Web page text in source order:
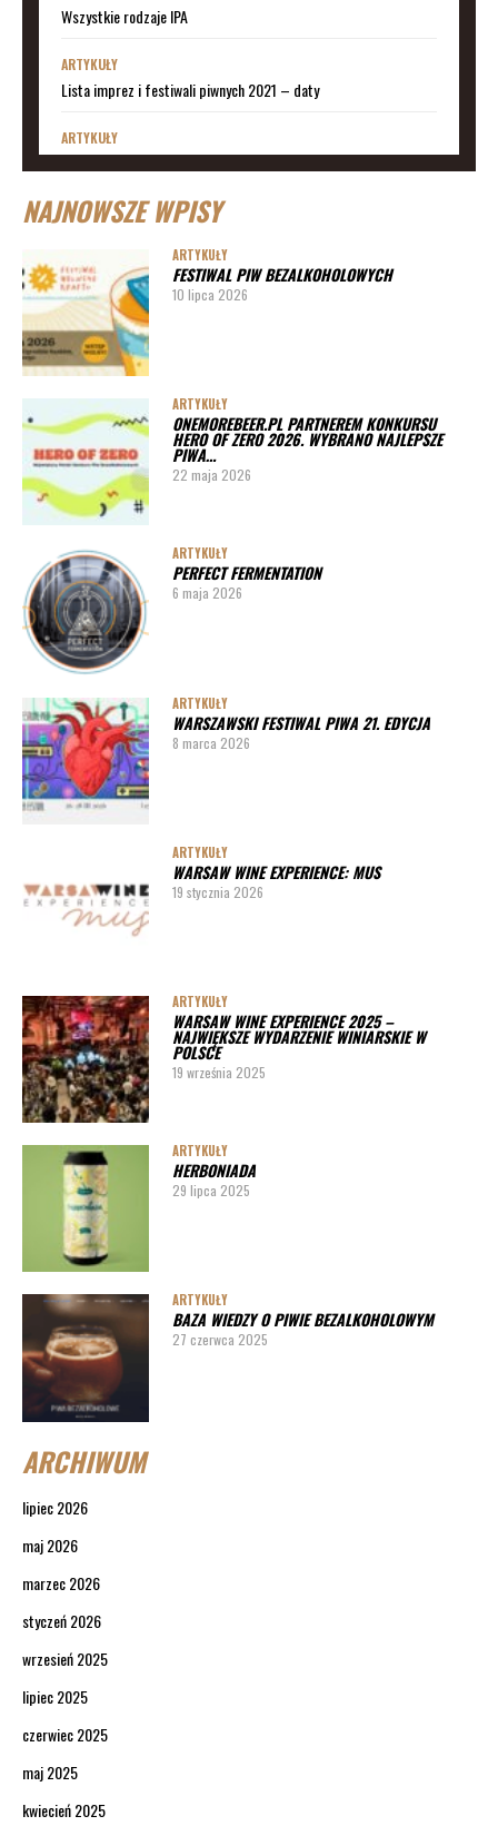
Wszystkie rodzaje IPA
ARTYKUŁY
Lista imprez i festiwali piwnych 2021 – daty
ARTYKUŁY
Lista imprez i festiwali piwnych 2020 – daty
ARTYKUŁY
ARTYKUŁY
Lista imprez i festiwali piwnych 2020 – miasta
ARTYKUŁY
Pędy chmielu – danie ekskluzywne
PORADY
Jak działa instalacja do wyszynku piwa w barze
NAJNOWSZE WPISY
ARTYKUŁY
FESTIWAL PIW BEZALKOHOLOWYCH
10 lipca 2026
ARTYKUŁY
ONEMOREBEER.PL PARTNEREM KONKURSU
HERO OF ZERO 2026. WYBRANO NAJLEPSZE
PIWA…
22 maja 2026
ARTYKUŁY
PERFECT FERMENTATION
6 maja 2026
ARTYKUŁY
WARSZAWSKI FESTIWAL PIWA 21. EDYCJA
8 marca 2026
ARTYKUŁY
WARSAW WINE EXPERIENCE: MUS
19 stycznia 2026
ARTYKUŁY
WARSAW WINE EXPERIENCE 2025 –
NAJWIĘKSZE WYDARZENIE WINIARSKIE W
POLSCE
19 września 2025
ARTYKUŁY
HERBONIADA
29 lipca 2025
ARTYKUŁY
BAZA WIEDZY O PIWIE BEZALKOHOLOWYM
27 czerwca 2025
ARCHIWUM
lipiec 2026
maj 2026
marzec 2026
styczeń 2026
wrzesień 2025
lipiec 2025
czerwiec 2025
maj 2025
kwiecień 2025